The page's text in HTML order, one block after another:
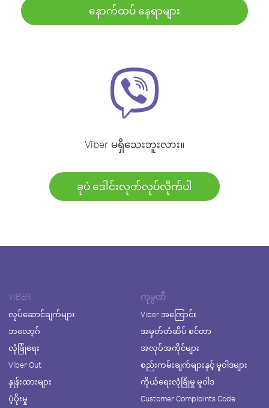
နောက်ထပ် နေရာများ
Viber မရှိသေးဘူးလား။
ခုပဲ ဒေါင်းလုတ်လုပ်လိုက်ပါ
VIBER
လုပ်ဆောင်ချက်များ
ဘလော့ဂ်
လုံခြုံရေး
Viber Out
နှုန်းထားများ
ပံ့ပိုးမှု
ကုမ္ပဏီ
Viber အကြောင်း
အမှတ်တံဆိပ် စင်တာ
အလုပ်အကိုင်များ
စည်းကမ်းချက်များနှင့် မူဝါဒများ
ကိုယ်ရေးလုံခြုံမှု မူဝါဒ
Customer Complaints Code